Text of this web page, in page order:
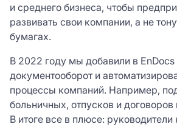
и среднего бизнеса, чтобы
развивать свои компании, а не
бумагах.
В 2022 году мы добавили в
документооборот и
процессы компаний. Например,
больничных, отпусков и
В итоге все в плюсе:
Нажимая на кнопку «Оставить
соглашаетесь с